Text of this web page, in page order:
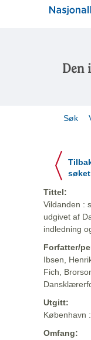
Den
Søk
Tittel:
Vildanden :
udgivet af
indledning
Forfatter/
Ibsen,
Fich,
Utgitt:
København
Omfang: